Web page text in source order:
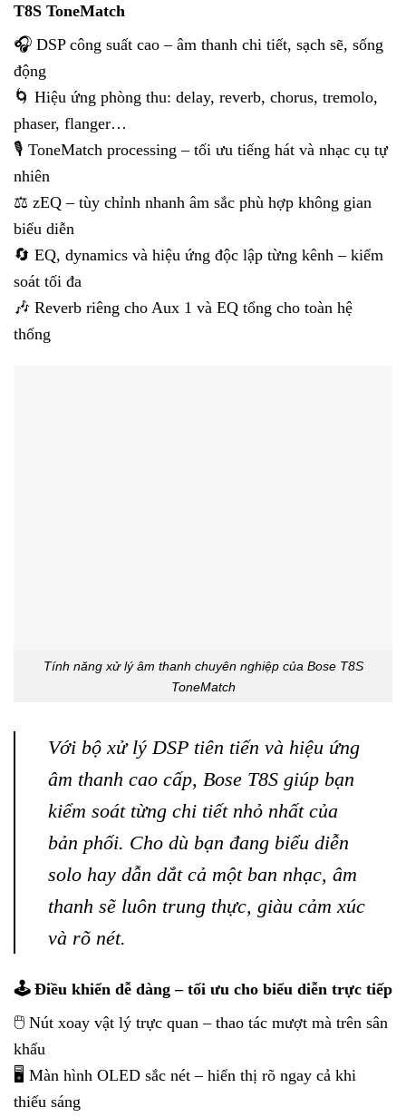
T8S ToneMatch
🎧 DSP công suất cao – âm thanh chi tiết, sạch sẽ, sống
động
🌀 Hiệu ứng phòng thu: delay, reverb, chorus, tremolo,
phaser, flanger…
🎙️ ToneMatch processing – tối ưu tiếng hát và nhạc cụ tự
nhiên
⚖️ zEQ – tùy chỉnh nhanh âm sắc phù hợp không gian
biểu diễn
🔄 EQ, dynamics và hiệu ứng độc lập từng kênh – kiểm
soát tối đa
🎶 Reverb riêng cho Aux 1 và EQ tổng cho toàn hệ
thống
Tính năng xử lý âm thanh chuyên nghiệp của Bose T8S
ToneMatch
Với bộ xử lý DSP tiên tiến và hiệu ứng
âm thanh cao cấp, Bose T8S giúp bạn
kiểm soát từng chi tiết nhỏ nhất của
bản phối. Cho dù bạn đang biểu diễn
solo hay dẫn dắt cả một ban nhạc, âm
thanh sẽ luôn trung thực, giàu cảm xúc
và rõ nét.
🕹️ Điều khiển dễ dàng – tối ưu cho biểu diễn trực tiếp
🖱️ Nút xoay vật lý trực quan – thao tác mượt mà trên sân
khấu
🖥️ Màn hình OLED sắc nét – hiển thị rõ ngay cả khi
thiếu sáng